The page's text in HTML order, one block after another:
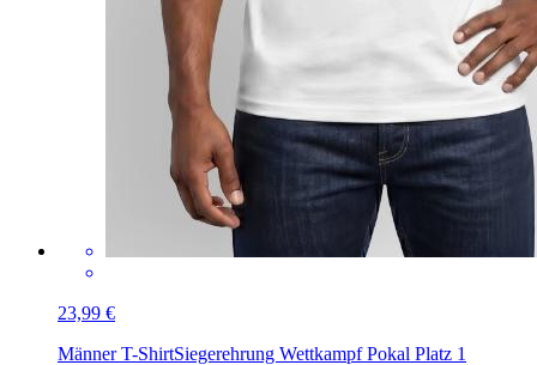
23,99 €
Männer T-ShirtSiegerehrung Wettkampf Pokal Platz 1